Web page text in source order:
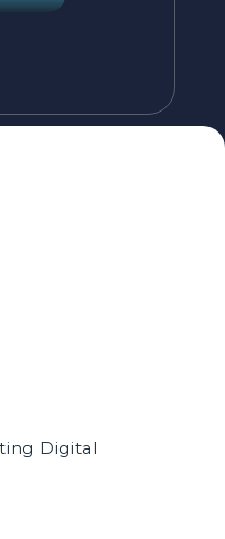
Digital